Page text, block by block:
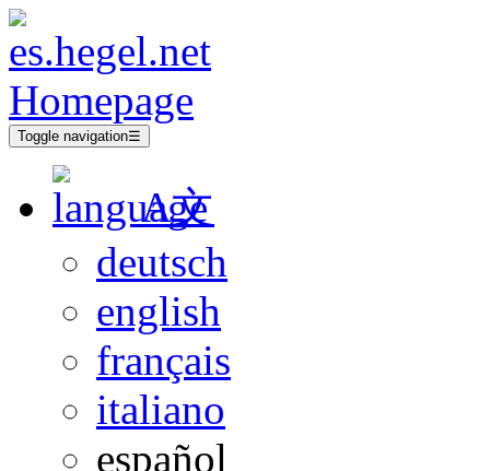
Toggle navigation☰
A文
deutsch
english
français
italiano
español